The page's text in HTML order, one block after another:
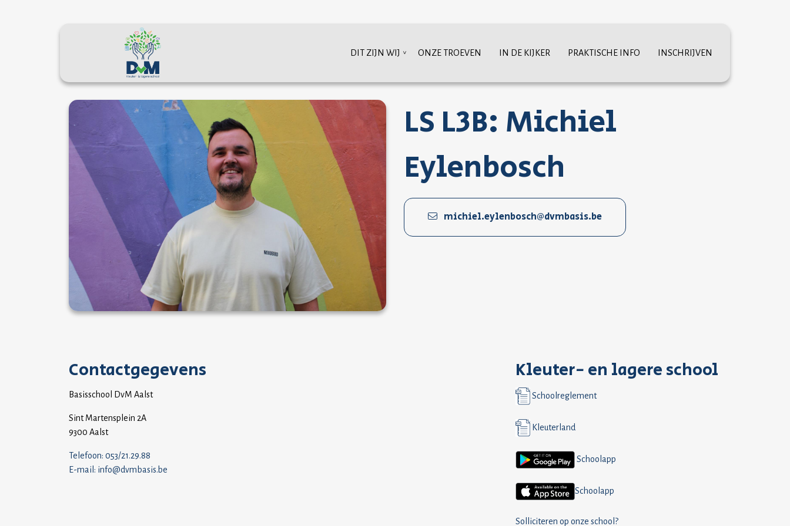
DIT ZIJN WIJ ONZE TROEVEN IN DE KIJKER PRAKTISCHE INFO INSCHRIJVEN
LS L3B: Michiel
Eylenbosch
michiel.eylenbosch@dvmbasis.be
Contactgegevens
Basisschool DvM Aalst
Sint Martensplein 2A
9300 Aalst
Telefoon: 053/21.29.88
E-mail: info@dvmbasis.be
Kleuter- en lagere school
Schoolreglement
Kleuterland
Schoolapp
Schoolapp
Solliciteren op onze school?